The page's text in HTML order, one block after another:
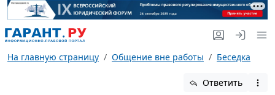
На главную страницу Общение вне работы Беседка
Ответить